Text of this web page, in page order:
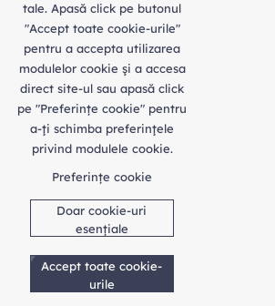
tale. Apasă click pe butonul
"Accept toate cookie-urile"
pentru a accepta utilizarea
modulelor cookie şi a accesa
direct site-ul sau apasă click
pe "Preferințe cookie" pentru
a-ţi schimba preferinţele
privind modulele cookie.
Preferințe cookie
Doar cookie-uri
esențiale
Accept toate cookie-
urile